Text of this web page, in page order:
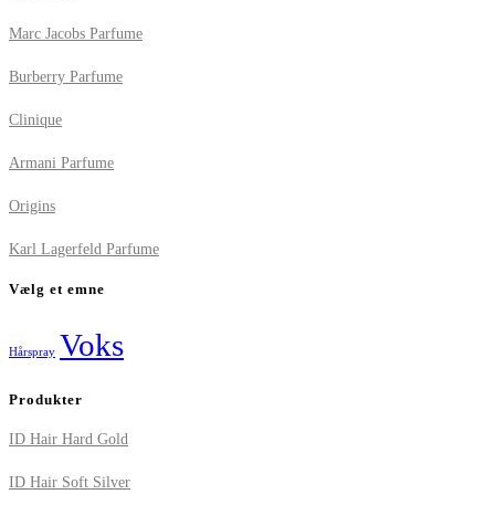
Marc Jacobs Parfume
Burberry Parfume
Clinique
Armani Parfume
Origins
Karl Lagerfeld Parfume
Vælg et emne
Hårspray Voks
Produkter
ID Hair Hard Gold
ID Hair Soft Silver